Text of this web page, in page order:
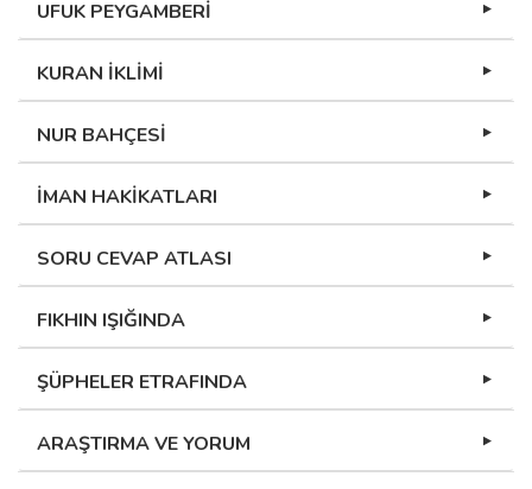
UFUK PEYGAMBERİ
KURAN İKLİMİ
NUR BAHÇESİ
İMAN HAKİKATLARI
SORU CEVAP ATLASI
FIKHIN IŞIĞINDA
ŞÜPHELER ETRAFINDA
ARAŞTIRMA VE YORUM